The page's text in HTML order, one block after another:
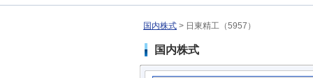
国内株式 > 日東精工（5957）
国内株式